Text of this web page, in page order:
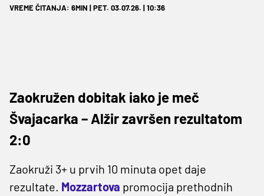
VREME ČITANJA: 6MIN | PET. 03.07.26. | 10:36
Zaokružen dobitak iako je meč
Švajacarka – Alžir završen rezultatom
2:0
Zaokruži 3+ u prvih 10 minuta opet daje
rezultate. Mozzartova promocija prethodnih